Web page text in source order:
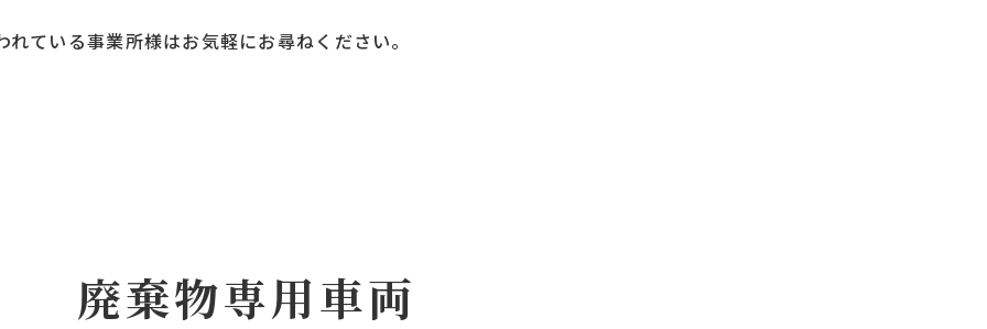
れている事業所様はお気軽にお尋ねください。
廃棄物専用車両